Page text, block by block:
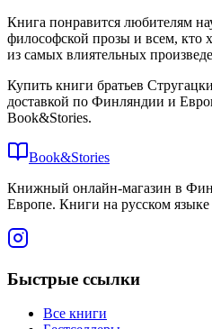
Книга понравится любителям
философской прозы и всем, кто
из самых влиятельных
Купить книги братьев
доставкой по Финляндии и
Book&Stories.
Book&Stories
Книжный онлайн-магазин в
Европе. Книги на русском языке
Быстрые ссылки
Все книги